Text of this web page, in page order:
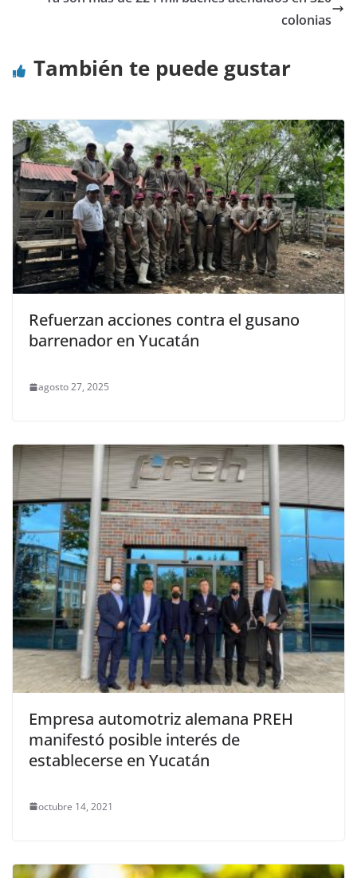
colonias
También te puede gustar
Refuerzan acciones contra el gusano
barrenador en Yucatán
agosto 27, 2025
Empresa automotriz alemana PREH
manifestó posible interés de
establecerse en Yucatán
octubre 14, 2021